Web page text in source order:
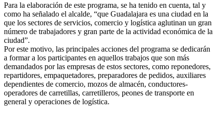
Para la elaboración de este programa, se ha tenido en cuenta, tal y
como ha señalado el alcalde, “que Guadalajara es una ciudad en la
que los sectores de servicios, comercio y logística aglutinan un gran
número de trabajadores y gran parte de la actividad económica de la
ciudad”.
Por este motivo, las principales acciones del programa se dedicarán
a formar a los participantes en aquellos trabajos que son más
demandados por las empresas de estos sectores, como reponedores,
repartidores, empaquetadores, preparadores de pedidos, auxiliares
dependientes de comercio, mozos de almacén, conductores-
operadores de carretillas, carretilleros, peones de transporte en
general y operaciones de logística.